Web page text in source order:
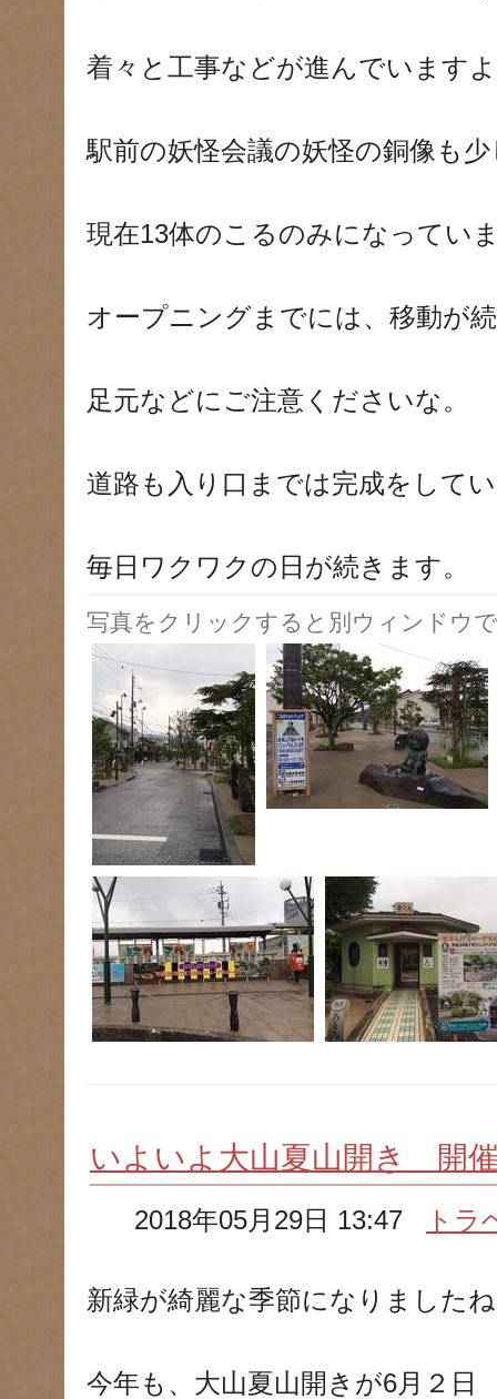
着々と工事などが進んでいます
駅前の妖怪会議の妖怪の銅像も
現在13体のこるのみになってい
オープニングまでには、移動が
足元などにご注意くださいな。
道路も入り口までは完成をして
毎日ワクワクの日が続きます。
写真をクリックすると別ウィンドウ
いよいよ大山夏山開き 開
2018年05月29日 13:47 トラ
新緑が綺麗な季節になりました
今年も、大山夏山開きが6月２